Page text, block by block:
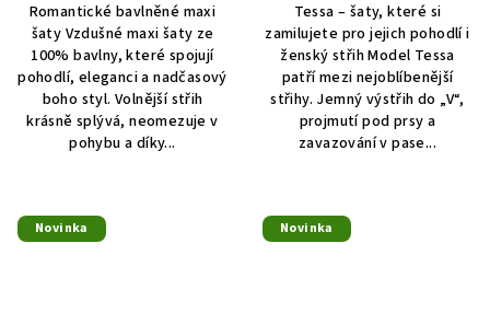
Romantické bavlněné maxi
šaty Vzdušné maxi šaty ze
100% bavlny, které spojují
pohodlí, eleganci a nadčasový
boho styl. Volnější střih
krásně splývá, neomezuje v
pohybu a díky...
Tessa – šaty, které si
zamilujete pro jejich pohodlí i
ženský střih Model Tessa
patří mezi nejoblíbenější
střihy. Jemný výstřih do „V“,
projmutí pod prsy a
zavazování v pase...
Novinka Novinka